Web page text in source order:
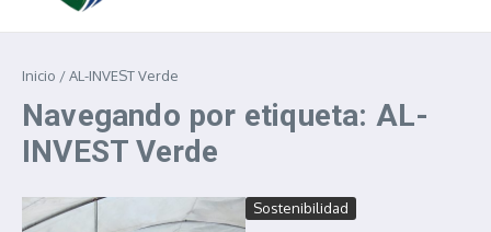
Inicio /AL-INVEST Verde
Navegando por etiqueta: AL-
INVEST Verde
Sostenibilidad